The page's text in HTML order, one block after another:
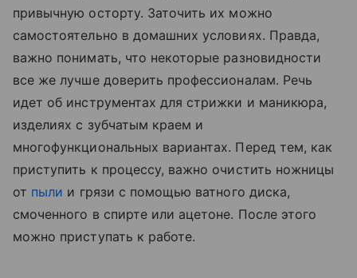
привычную осторту. Заточить их можно
самостоятельно в домашних условиях. Правда,
важно понимать, что некоторые разновидности
все же лучше доверить профессионалам. Речь
идет об инструментах для стрижки и маникюра,
изделиях с зубчатым краем и
многофункциональных вариантах. Перед тем, как
приступить к процессу, важно очистить ножницы
от пыли и грязи с помощью ватного диска,
смоченного в спирте или ацетоне. После этого
можно приступать к работе.